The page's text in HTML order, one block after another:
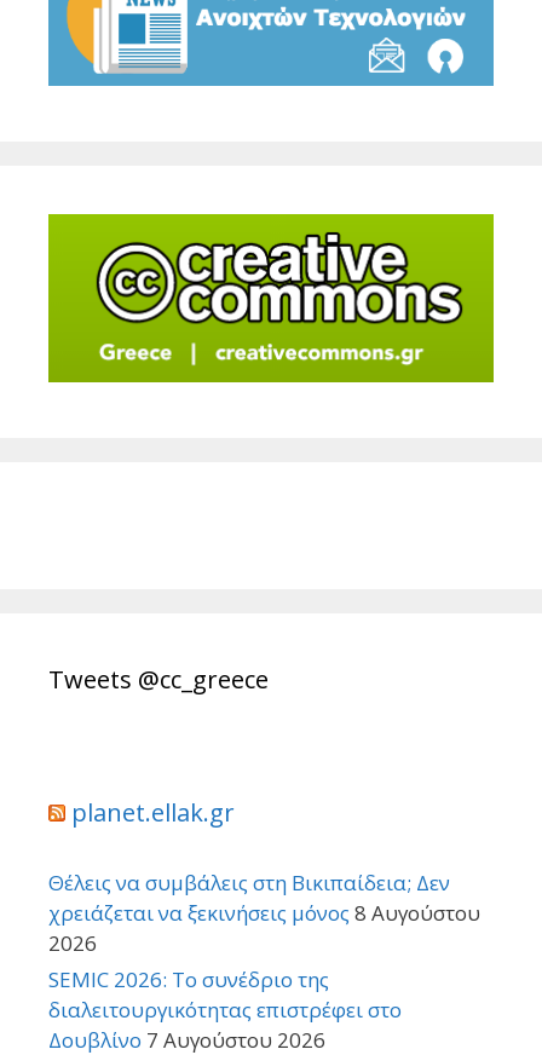
Tweets @cc_greece
planet.ellak.gr
Θέλεις να συμβάλεις στη Βικιπαίδεια; Δεν
χρειάζεται να ξεκινήσεις μόνος 8 Αυγούστου
2026
SEMIC 2026: Το συνέδριο της
διαλειτουργικότητας επιστρέφει στο
Δουβλίνο 7 Αυγούστου 2026